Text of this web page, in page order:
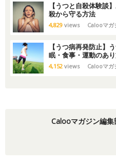
【うつと自殺体験談
殺から守る方法
4,829 views Calooマガ
【うつ病再発防止】
眠・食事・運動のあ
4,152 views Calooマガ
Calooマガジン編集